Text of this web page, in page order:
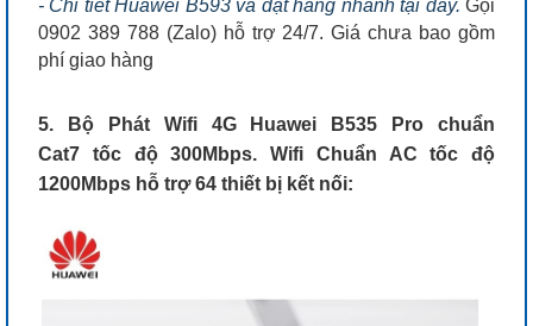
- Chi tiết Huawei B593 và đặt hàng nhanh tại đây. Gọi
0902 389 788 (Zalo) hỗ trợ 24/7. Giá chưa bao gồm
phí giao hàng
5. Bộ Phát Wifi 4G Huawei B535 Pro chuẩn
Cat7 tốc độ 300Mbps. Wifi Chuẩn AC tốc độ
1200Mbps hỗ trợ 64 thiết bị kết nối: